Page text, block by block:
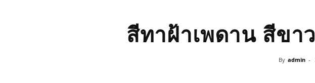
สีทาฝ้าเพดาน สีขา
By admin -